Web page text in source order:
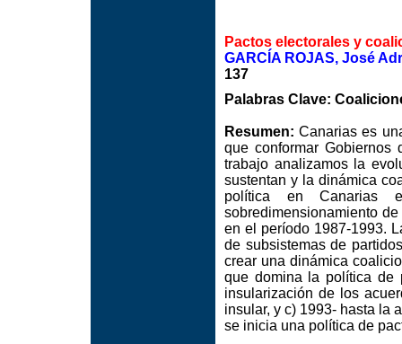
Pactos electorales y
GARCÍA ROJAS, José
137
Palabras Clave:
Resumen: Canarias es
que conformar
trabajo analizamos la
sustentan y la dinámica
política en Canarias
sobredimensionamiento
en el período 1987-1993.
de subsistemas de
crear una dinámica
que domina la política de
insularización de los
insular, y c) 1993- hasta la
se inicia una política de